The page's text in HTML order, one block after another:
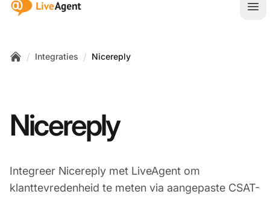
:site.title
/ Integraties / Nicereply
Nicereply
Integreer Nicereply met LiveAgent om
klanttevredenheid te meten via aangepaste CSAT-